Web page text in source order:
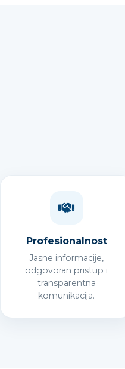
Profesionalnost
Jasne informacije,
odgovoran pristup i
transparentna
komunikacija.